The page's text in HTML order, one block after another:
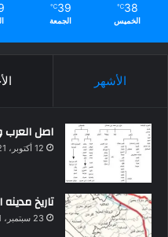
38
℃
الخميس
39
℃
الجمعة
الأشهر
اصل
12 أكتوبر، 2021
تاريخ مدينه
23 سبتمبر، 2021